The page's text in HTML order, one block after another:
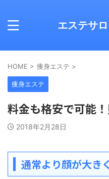
エステサ
HOME > 痩身エステ >
痩身エステ
料金も格安で可能
2018年2月28日
通常より顔が大き